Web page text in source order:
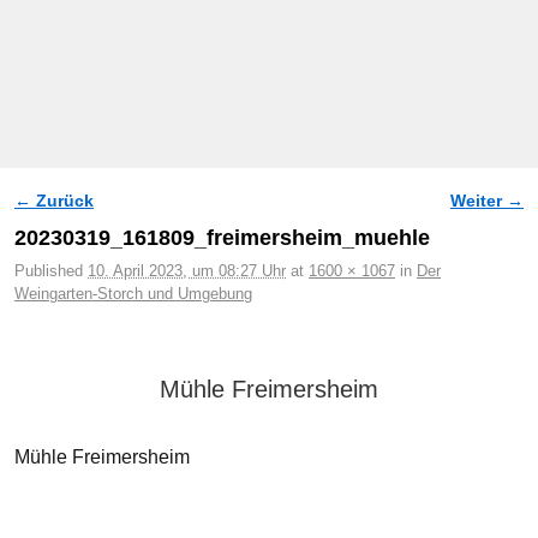
Bilder-Navigation
← Zurück Weiter →
20230319_161809_freimersheim_muehle
Published 10. April 2023, um 08:27 Uhr at 1600 × 1067 in Der
Weingarten-Storch und Umgebung
Mühle Freimersheim
Mühle Freimersheim